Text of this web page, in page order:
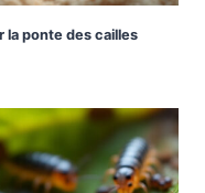
la ponte des cailles